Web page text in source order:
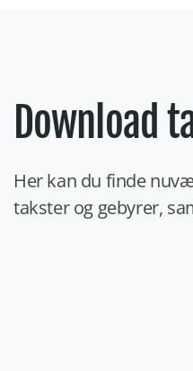
Download
Her kan du finde
takster og gebyrer,